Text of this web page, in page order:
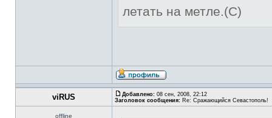
летать на метле.(C)
viRUS Добавлено: 08 сен, 2008, 22:12
Заголовок сообщения: Re: Сражающийся Севастополь!
offline